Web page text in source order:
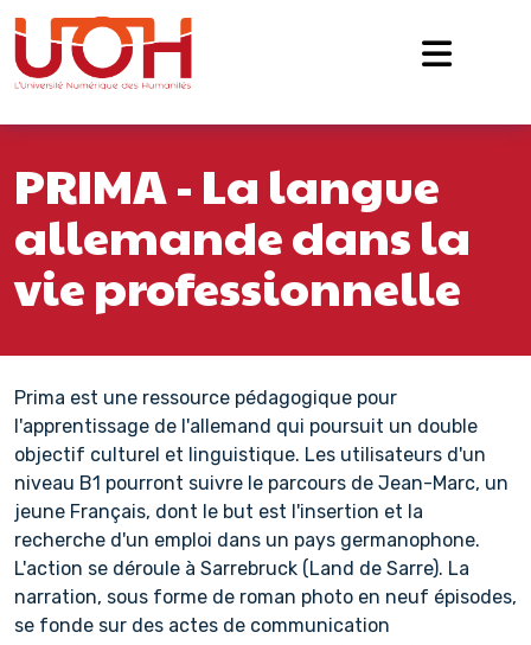
Passer au contenu
Navigation principale
PRIMA - La langue
allemande dans la
vie professionnelle
Prima est une ressource pédagogique pour
l'apprentissage de l'allemand qui poursuit un double
objectif culturel et linguistique. Les utilisateurs d'un
niveau B1 pourront suivre le parcours de Jean-Marc, un
jeune Français, dont le but est l'insertion et la
recherche d'un emploi dans un pays germanophone.
L'action se déroule à Sarrebruck (Land de Sarre). La
narration, sous forme de roman photo en neuf épisodes,
se fonde sur des actes de communication